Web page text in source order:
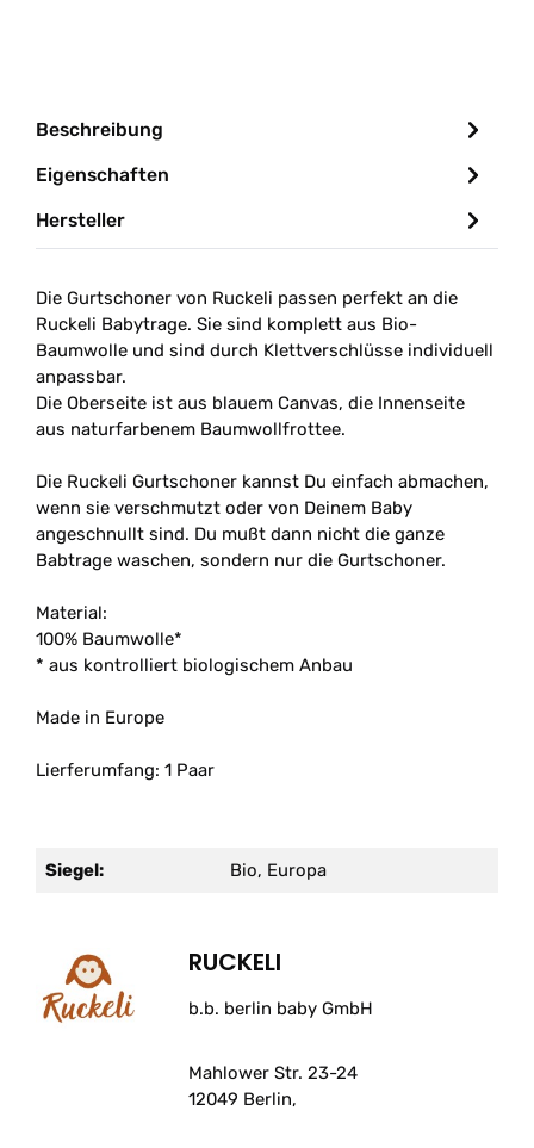
Beschreibung
Eigenschaften
Hersteller
Die Gurtschoner von Ruckeli passen perfekt an die
Ruckeli Babytrage. Sie sind komplett aus Bio-
Baumwolle und sind durch Klettverschlüsse individuell
anpassbar.
Die Oberseite ist aus blauem Canvas, die Innenseite
aus naturfarbenem Baumwollfrottee.
Die Ruckeli Gurtschoner kannst Du einfach abmachen,
wenn sie verschmutzt oder von Deinem Baby
angeschnullt sind. Du mußt dann nicht die ganze
Babtrage waschen, sondern nur die Gurtschoner.
Material:
100% Baumwolle*
* aus kontrolliert biologischem Anbau
Made in Europe
Lierferumfang: 1 Paar
Siegel: Bio, Europa
RUCKELI
b.b. berlin baby GmbH
Mahlower Str. 23-24
12049 Berlin,